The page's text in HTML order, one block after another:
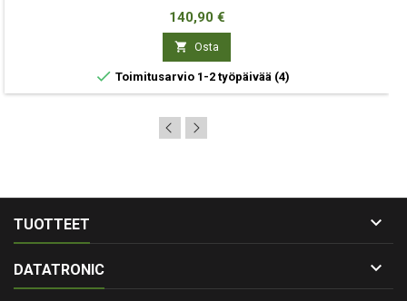
Hinta
140,90 €
 Osta
 Toimitusarvio 1-2 työpäivää (4)
TUOTTEET 
DATATRONIC 